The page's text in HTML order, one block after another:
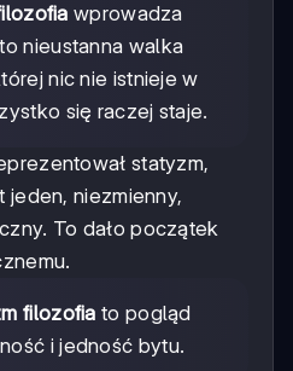
wprowadza
nieustanna walka
nic nie istnieje w
się raczej staje.
statyzm,
niezmienny,
To dało początek
filozofia to pogląd
i jedność bytu.